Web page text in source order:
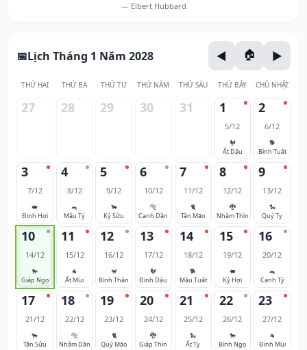
— Elbert Hubbard
Lịch Tháng 1 Năm 2028
THỨ HAI THỨ BA THỨ TƯ THỨ NĂM THỨ SÁU THỨ BẢY CHỦ NHẬT
27 28 29 30 31 1
5/12
🐓
Ất Dậu
2
6/12
🐕
Bính Tuất
3
7/12
🐖
Đinh Hợi
4
8/12
🐀
Mậu Tý
5
9/12
🐂
Kỷ Sửu
6
10/12
🐅
Canh Dần
7
11/12
🐈
Tân Mão
8
12/12
🐉
Nhâm Thìn
9
13/12
🐍
Quý Tỵ
10
14/12
🐎
Giáp Ngọ
11
15/12
🐐
Ất Mùi
12
16/12
🐒
Bính Thân
13
17/12
🐓
Đinh Dậu
14
18/12
🐕
Mậu Tuất
15
19/12
🐖
Kỷ Hợi
16
20/12
🐀
Canh Tý
17
21/12
🐂
Tân Sửu
18
22/12
🐅
Nhâm Dần
19
23/12
🐈
Quý Mão
20
24/12
🐉
Giáp Thìn
21
25/12
🐍
Ất Tỵ
22
26/12
🐎
Bính Ngọ
23
27/12
🐐
Đinh Mùi